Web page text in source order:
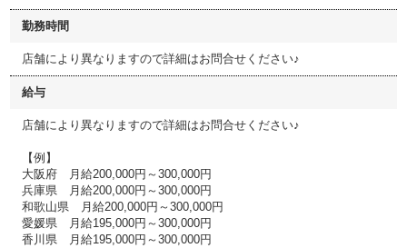
勤務時間
店舗により異なりますので詳細はお問合せください♪
給与
店舗により異なりますので詳細はお問合せください♪
【例】
大阪府 月給200,000円～300,000円
兵庫県 月給200,000円～300,000円
和歌山県 月給200,000円～300,000円
愛媛県 月給195,000円～300,000円
香川県 月給195,000円～300,000円